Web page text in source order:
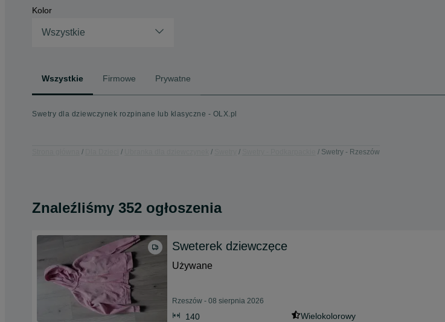
Kolor
Wszystkie
Wszystkie Firmowe Prywatne
Swetry dla dziewczynek rozpinane lub klasyczne - OLX.pl
Swetry - Rzeszów
Znaleźliśmy 352 ogłoszenia
Sweterek dziewczęce
Używane
Rzeszów - 08 sierpnia 2026
140 Wielokolorowy